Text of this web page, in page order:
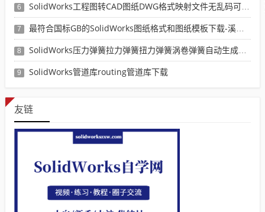
6 SolidWorks工程图转CAD图纸DWG格式映射文件无乱码可分层-溪风亲测推荐
7 最符合国标GB的SolidWorks图纸格式和图纸模板下载-溪风专用版
8 SolidWorks压力弹簧拉力弹簧扭力弹簧涡卷弹簧自动生成宏程序下载
9 SolidWorks管道库routing管道库下载
友链